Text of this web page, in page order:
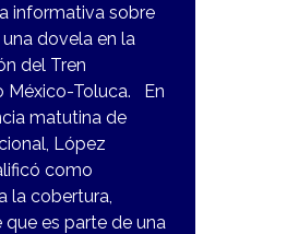
informativa sobre
dovela en la
del Tren
México-Toluca. En
matutina de
López
como
la cobertura,
es parte de una